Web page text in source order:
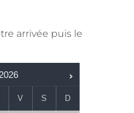
arrivée puis le
2026
V S D